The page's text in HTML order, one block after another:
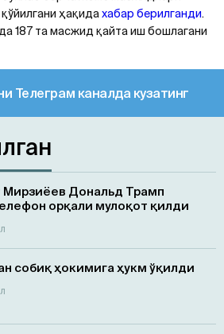
ҳақидахабар берилганди.
187 та масжид қайта иш бошлагани
Телеграм каналда кузатинг
Дональд Трамп
орқали мулоқот қилди
собиқ ҳокимига ҳукм ўқилди